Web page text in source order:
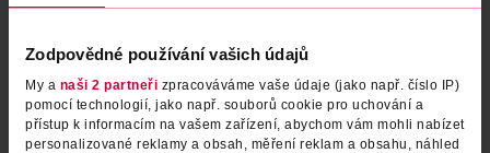
Zodpovědné používání vašich údajů
My a naši 2 partneři zpracováváme vaše údaje (jako např. číslo IP)
pomocí technologií, jako např. souborů cookie pro uchování a
přístup k informacím na vašem zařízení, abychom vám mohli nabízet
personalizované reklamy a obsah, měření reklam a obsahu, náhled
Pleťová maska s výtažkem z
okurky
Holika Holika 23 ml
Zklidňující pleťová maska
Centella Asiatica
Beauty of Joseon 25 ml